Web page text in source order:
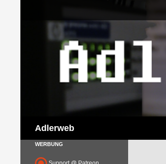
Adlerweb
WERBUNG